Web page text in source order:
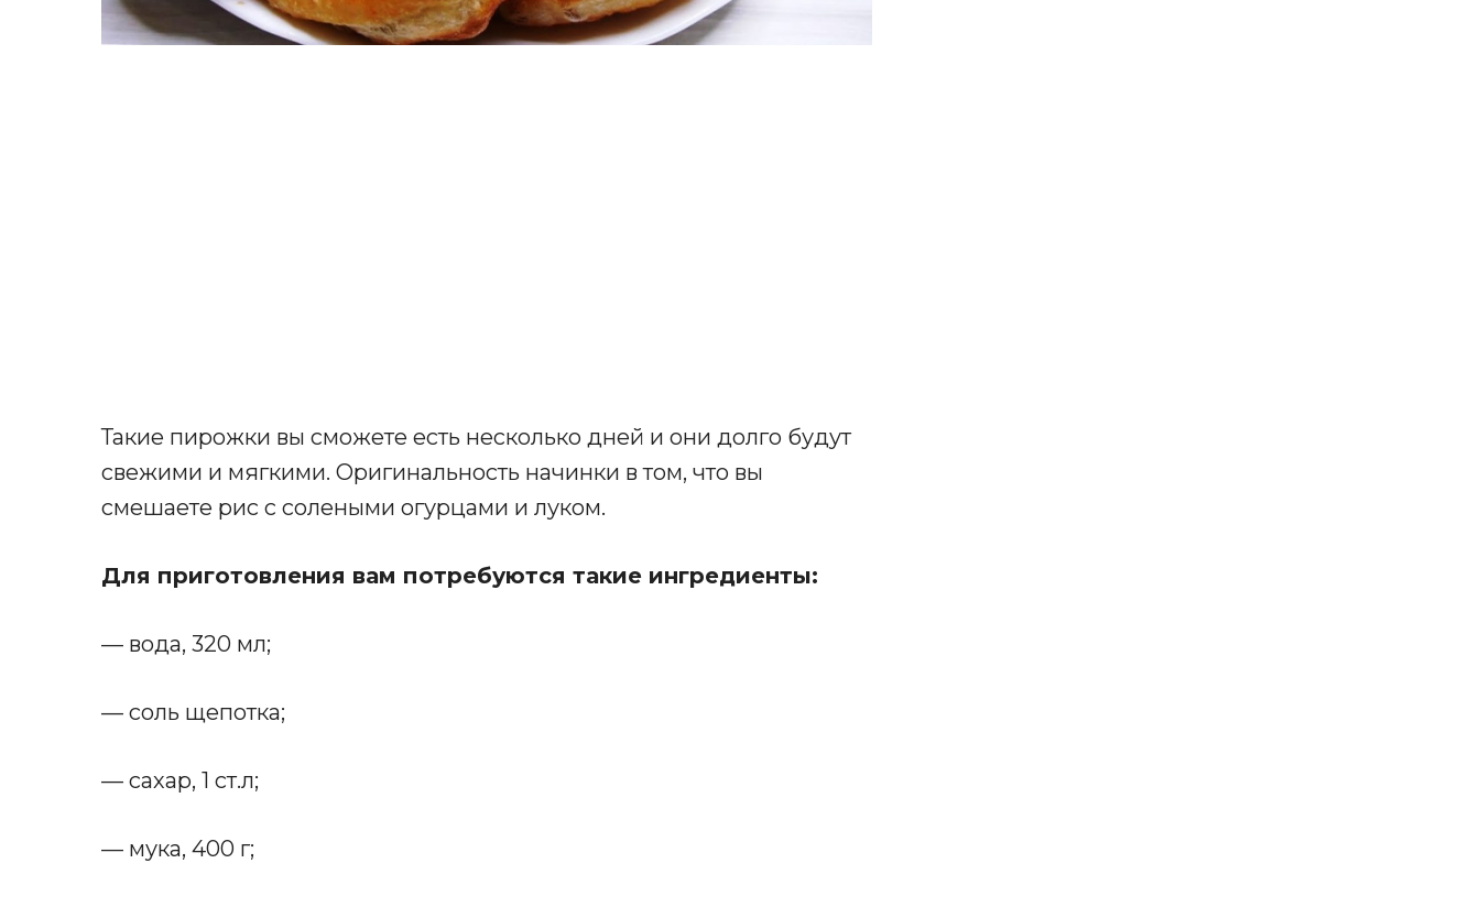
Такие пирожки вы сможете есть несколько дней и они долго будут
свежими и мягкими. Оригинальность начинки в том, что вы
смешаете рис с солеными огурцами и луком.
Для приготовления вам потребуются такие ингредиенты:
— вода, 320 мл;
— соль щепотка;
— сахар, 1 ст.л;
— мука, 400 г;